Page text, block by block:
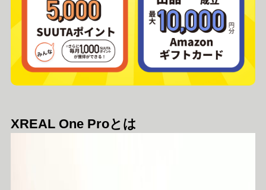
XREAL One Proとは